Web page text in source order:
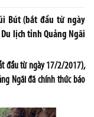
Bút (bắt đầu từ ngày
lịch tỉnh Quảng Ngãi
đầu từ ngày 17/2/2017),
Ngãi đã chính thức báo